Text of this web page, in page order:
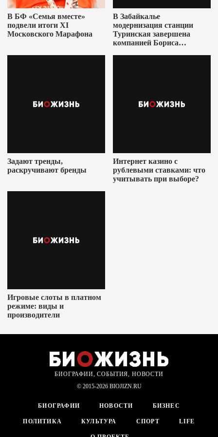
В БФ «Семья вместе»
подвели итоги XI
Московского Марафона
В Забайкалье
модернизация станции
Туринская завершена
компанией Бориса
Задают тренды,
раскручивают бренды
Интернет казино с
рублевыми ставками: что
учитывать при выборе?
Игровые слоты в платном
режиме: виды и
производители
БИОГРАФИИ, СОБЫТИЯ, НОВОСТИ
© 2015-2026 BIOJIZN.RU
БИОГРАФИИ НОВОСТИ БИЗНЕС
ПОЛИТИКА КУЛЬТУРА СПОРТ LIFE